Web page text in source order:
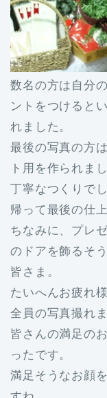
数名の方は自分
ントをつけると
れました。
最後の写真の方
ト用を作られまし
丁寧なつくりで
帰って最後の仕上
ちなみに、プレ
のドアを飾るそ
皆さま。
たいへんお疲れ
全員の写真撮れ
皆さんの満足の
ったです。
満足そうなお顔